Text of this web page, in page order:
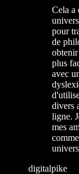
Cela a
pour
de
plus
avec
divers
ligne.
mes
digitalpike